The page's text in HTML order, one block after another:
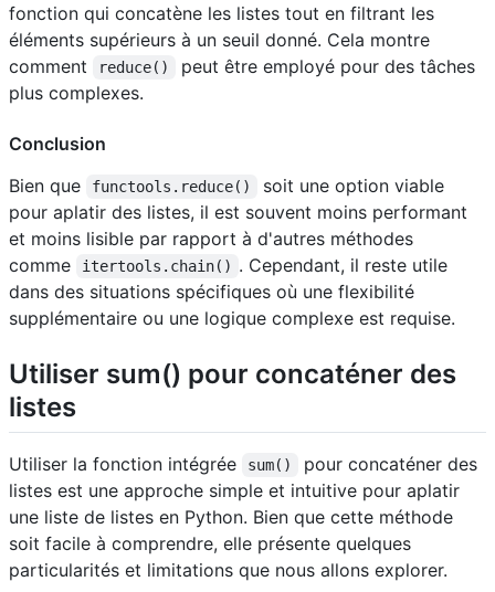
fonction qui concatène les listes tout en filtrant les
éléments supérieurs à un seuil donné. Cela montre
comment
reduce()
peut être employé pour des tâches
plus complexes.
Conclusion
Bien que
functools.reduce()
soit une option viable
pour aplatir des listes, il est souvent moins performant
et moins lisible par rapport à d'autres méthodes
comme
itertools.chain() . Cependant, il reste utile
dans des situations spécifiques où une flexibilité
supplémentaire ou une logique complexe est requise.
Utiliser sum() pour concaténer des
listes
Utiliser la fonction intégrée sum()
pour concaténer des
listes est une approche simple et intuitive pour aplatir
une liste de listes en Python. Bien que cette méthode
soit facile à comprendre, elle présente quelques
particularités et limitations que nous allons explorer.